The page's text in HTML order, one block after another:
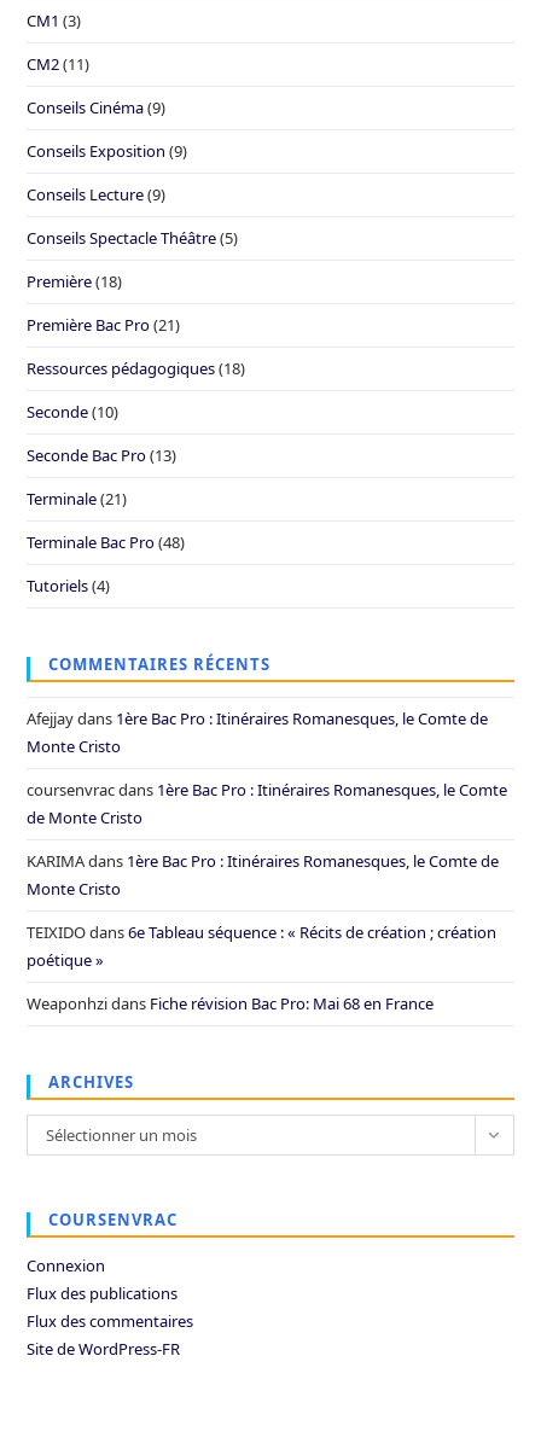
CM1 (3)
CM2(11)
Conseils Cinéma(9)
Conseils Exposition (9)
Conseils Lecture(9)
Conseils Spectacle Théâtre(5)
Première(18)
Première Bac Pro(21)
Ressources pédagogiques(18)
Seconde(10)
Seconde Bac Pro(13)
Terminale(21)
Terminale Bac Pro(48)
Tutoriels(4)
COMMENTAIRES RÉCENTS
Afejjaydans 1ère Bac Pro : Itinéraires Romanesques, le Comte de
Monte Cristo
coursenvracdans 1ère Bac Pro : Itinéraires Romanesques, le Comte
de Monte Cristo
KARIMAdans 1ère Bac Pro : Itinéraires Romanesques, le Comte de
Monte Cristo
TEIXIDOdans6e Tableau séquence : « Récits de création ; création
poétique »
Weaponhzidans Fiche révision Bac Pro: Mai 68 en France
ARCHIVES
Archives
Sélectionner un mois
COURSENVRAC
Connexion
Flux des publications
Flux des commentaires
Site de WordPress-FR